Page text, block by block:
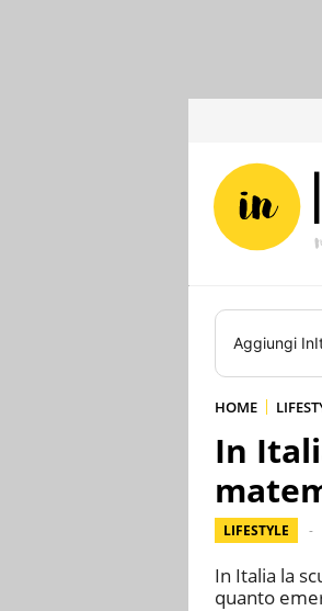
Aggiungi
HOME
In
LIFESTYLE
In Italia la
quanto